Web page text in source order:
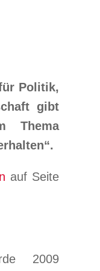
Politik,
gibt
Thema
auf Seite
2009